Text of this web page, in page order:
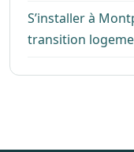
S’installer à
transition